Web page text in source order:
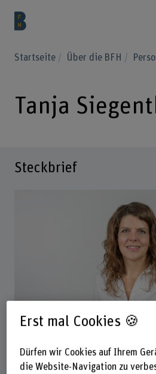
Startseite Über die BFH
Tanja
Steckbrief
Tanja Siegenthaler
Kontakt
Erst mal Cookies 🍪
Dürfen wir Cookies auf Ihrem
die Website-Navigation zu